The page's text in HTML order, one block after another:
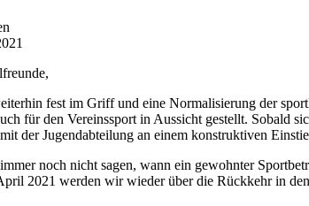
fest im Griff und eine Normalisierung der
für den Vereinssport in Aussicht gestellt. Sobald
der Jugendabteilung an einem konstruktiven
noch nicht sagen, wann ein gewohnter
2021 werden wir wieder über die Rückkehr in